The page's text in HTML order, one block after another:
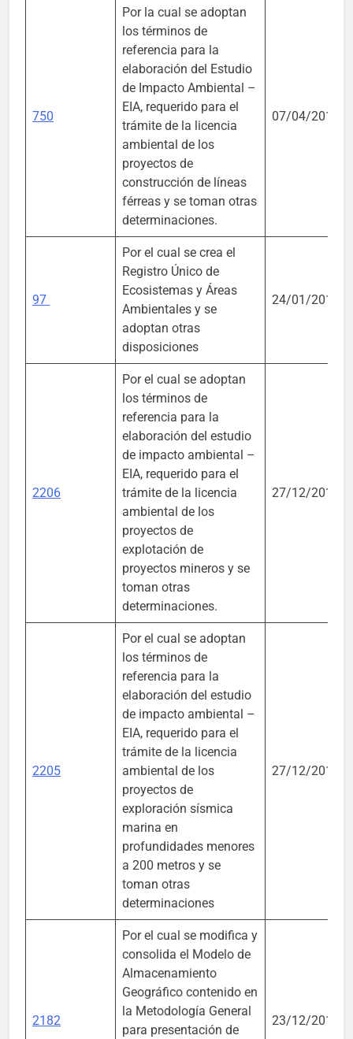
750
Por la cual se adoptan
los términos de
referencia para la
elaboración del Estudio
de Impacto Ambiental –
EIA, requerido para el
trámite de la licencia
ambiental de los
proyectos de
construcción de líneas
férreas y se toman otras
determinaciones.
07/04/2017
97
Por el cual se crea el
Registro Único de
Ecosistemas y Áreas
Ambientales y se
adoptan otras
disposiciones
24/01/2017
2206
Por el cual se adoptan
los términos de
referencia para la
elaboración del estudio
de impacto ambiental –
EIA, requerido para el
trámite de la licencia
ambiental de los
proyectos de
explotación de
proyectos mineros y se
toman otras
determinaciones.
27/12/2016
2205
Por el cual se adoptan
los términos de
referencia para la
elaboración del estudio
de impacto ambiental –
EIA, requerido para el
trámite de la licencia
ambiental de los
proyectos de
exploración sísmica
marina en
profundidades menores
a 200 metros y se
toman otras
determinaciones
27/12/2016
2182
Por el cual se modifica y
consolida el Modelo de
Almacenamiento
Geográfico contenido en
la Metodología General
para presentación de
23/12/2016